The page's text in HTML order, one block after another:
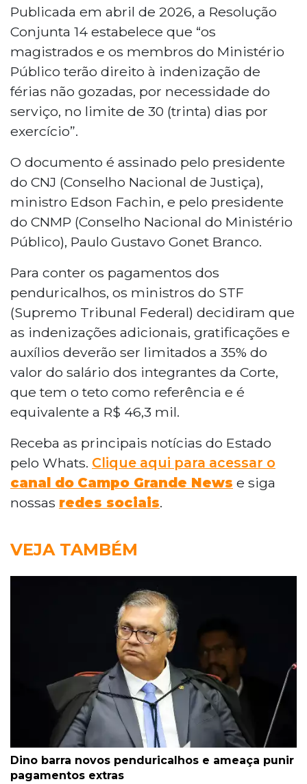
Publicada em abril de 2026, a Resolução
Conjunta 14 estabelece que “os
magistrados e os membros do Ministério
Público terão direito à indenização de
férias não gozadas, por necessidade do
serviço, no limite de 30 (trinta) dias por
exercício”.
O documento é assinado pelo presidente
do CNJ (Conselho Nacional de Justiça),
ministro Edson Fachin, e pelo presidente
do CNMP (Conselho Nacional do Ministério
Público), Paulo Gustavo Gonet Branco.
Para conter os pagamentos dos
penduricalhos, os ministros do STF
(Supremo Tribunal Federal) decidiram que
as indenizações adicionais, gratificações e
auxílios deverão ser limitados a 35% do
valor do salário dos integrantes da Corte,
que tem o teto como referência e é
equivalente a R$ 46,3 mil.
Receba as principais notícias do Estado
pelo Whats. Clique aqui para acessar o
canal do Campo Grande News e siga
nossas redes sociais.
VEJA TAMBÉM
Dino barra novos penduricalhos e ameaça punir
pagamentos extras